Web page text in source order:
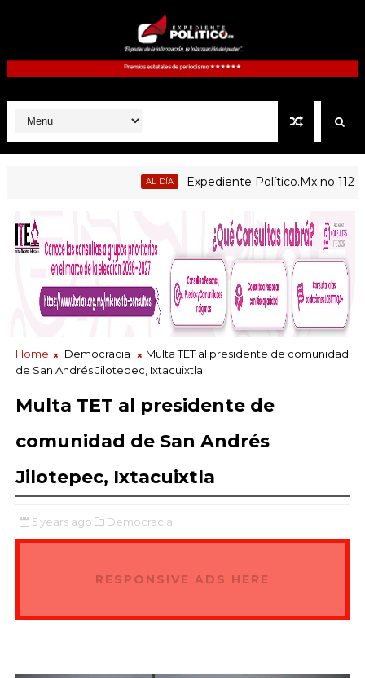
Expediente Político.Mx no 1126
Home Democracia
Multa TET al presidente de comunidad
de San Andrés Jilotepec, Ixtacuixtla
Multa TET al presidente de
comunidad de San Andrés
Jilotepec, Ixtacuixtla
5 years ago Democracia,
RESPONSIVE ADS HERE